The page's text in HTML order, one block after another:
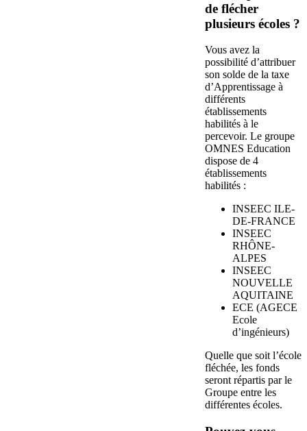
de flécher
plusieurs écoles ?
Vous avez la
possibilité d’attribuer
son solde de la taxe
d’Apprentissage à
différents
établissements
habilités à le
percevoir. Le groupe
OMNES Education
dispose de 4
établissements
habilités :
INSEEC ILE-
DE-FRANCE
INSEEC
RHÔNE-
ALPES
INSEEC
NOUVELLE
AQUITAINE
ECE (AGECE
Ecole
d’ingénieurs)
Quelle que soit l’école
fléchée, les fonds
seront répartis par le
Groupe entre les
différentes écoles.